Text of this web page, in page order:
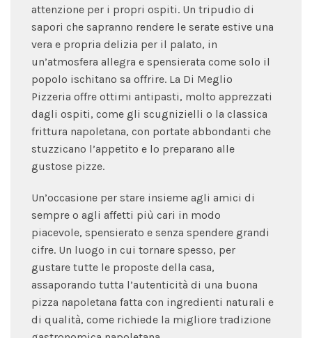
attenzione per i propri ospiti. Un tripudio di
sapori che sapranno rendere le serate estive una
vera e propria delizia per il palato, in
un’atmosfera allegra e spensierata come solo il
popolo ischitano sa offrire. La Di Meglio
Pizzeria offre ottimi antipasti, molto apprezzati
dagli ospiti, come gli scugnizielli o la classica
frittura napoletana, con portate abbondanti che
stuzzicano l’appetito e lo preparano alle
gustose pizze.
Un’occasione per stare insieme agli amici di
sempre o agli affetti più cari in modo
piacevole, spensierato e senza spendere grandi
cifre. Un luogo in cui tornare spesso, per
gustare tutte le proposte della casa,
assaporando tutta l’autenticità di una buona
pizza napoletana fatta con ingredienti naturali e
di qualità, come richiede la migliore tradizione